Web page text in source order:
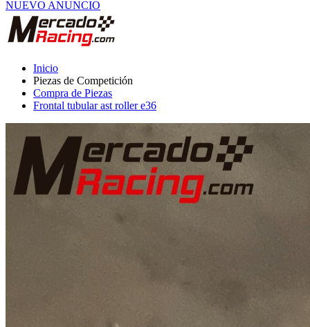
NUEVO ANUNCIO
Inicio
Piezas de Competición
Compra de Piezas
Frontal tubular ast roller e36